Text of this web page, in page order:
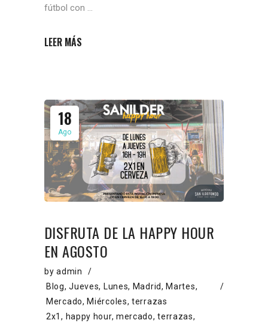
fútbol con
LEER MÁS
18
Ago
DISFRUTA DE LA HAPPY HOUR
EN AGOSTO
byadmin
Blog,Jueves, Lunes, Madrid, Martes,
Mercado, Miércoles,terrazas
2x1, happy hour, mercado,terrazas,